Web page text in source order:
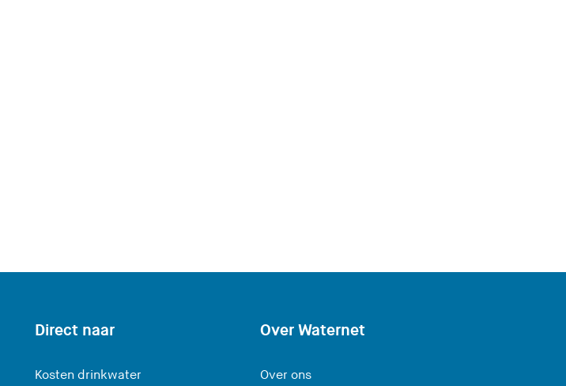
Direct naar
Kosten drinkwater
Over Waternet
Over ons